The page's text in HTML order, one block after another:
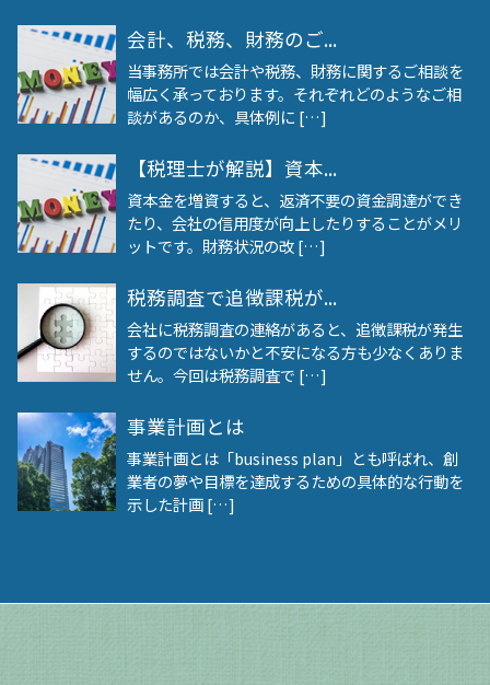
会計、税務、財務のご...
当事務所では会計や税務、財務に関するご相談を
幅広く承っております。それぞれどのようなご相
談があるのか、具体例に […]
【税理士が解説】資本...
資本金を増資すると、返済不要の資金調達ができ
たり、会社の信用度が向上したりすることがメリ
ットです。財務状況の改 […]
税務調査で追徴課税が...
会社に税務調査の連絡があると、追徴課税が発生
するのではないかと不安になる方も少なくありま
せん。今回は税務調査で […]
事業計画とは
事業計画とは「business plan」とも呼ばれ、創
業者の夢や目標を達成するための具体的な行動を
示した計画 […]